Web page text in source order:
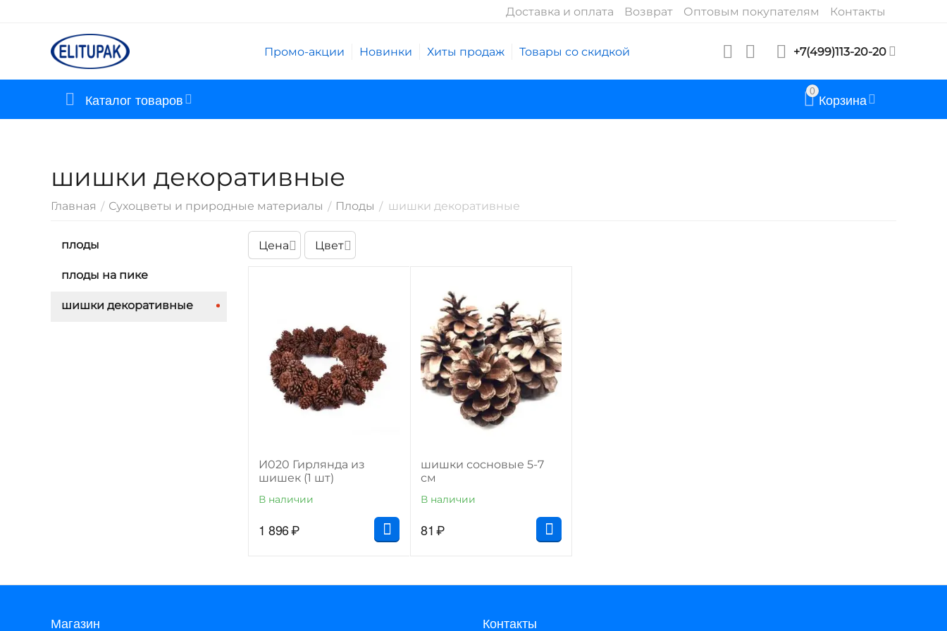
Доставка и оплата Возврат Оптовым покупателям Контакты
Промо-акции Новинки Хиты продаж Товары со скидкой +7(499)113-20-20
Каталог товаров 0 Корзина
шишки декоративные
Главная / Сухоцветы и природные материалы / Плоды / шишки декоративные
Цена Цвет
И020 Гирлянда из
шишек (1 шт)
В наличии
1 896₽
шишки сосновые 5-7
см
В наличии
81₽
плоды
плоды на пике
шишки декоративные
Магазин Контакты